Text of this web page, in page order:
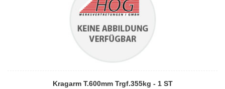
Kragarm T.600mm Trgf.355kg - 1 ST